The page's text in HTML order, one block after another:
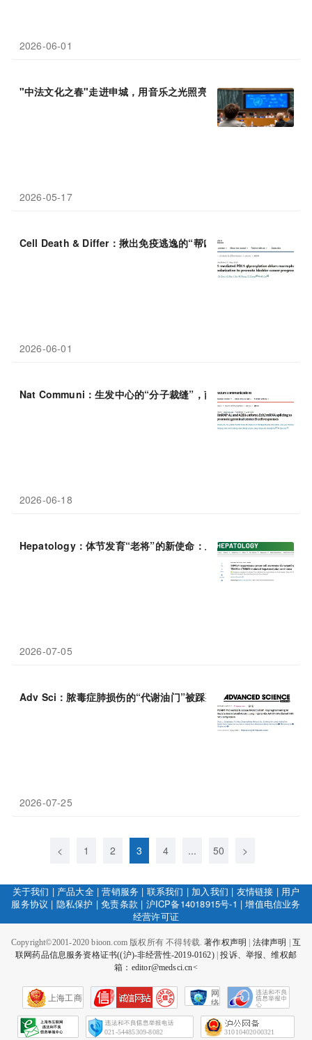
2026-06-01
"中法文化之春"走进申城，用音乐之光照亮" 1"样的童年
2026-05-17
Cell Death & Differ：揪出免疫逃逸的“帮凶”，浙江大学郑一春等
2026-06-01
Nat Communi：生发中心的“分子裁缝”，南方科技大学欧西军等
2026-06-18
Hepatology：体节发育“老将”的新使命：上海交通大学沈柏用等
2026-07-05
Adv Sci：脓毒症肺损伤的“代谢油门”被踩死：安徽医科大学尤青
2026-07-25
< 1 2 3 4 ... 50 >
关于我们 | 产品大全|营销服务 | 联系我们 | 加入我们 | 友情链接 | 用户
服务协议 | 隐私保护 |免责条款 | 沪ICP备14018915号-1 |增值电信业务
经营许可证
Copyright©2001-2020 bioon.com 版权所有 不得转载.著作权声明 法律声明
互
联网药品信息服务资格证书((沪)-非经营性-2019-0162)|投诉、举报、维权邮
箱：editor@medsci.cn<
上海工商
网
络
会
征
021-54485309-8082 31010402000321